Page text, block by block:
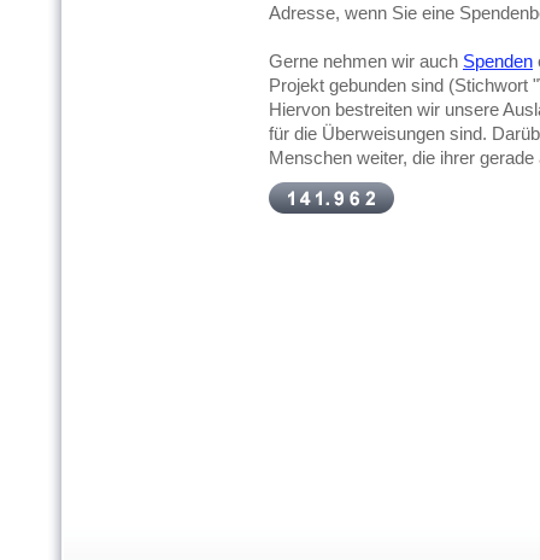
Adresse, wenn Sie eine
Gerne nehmen wir auch Spenden
Projekt gebunden sind (Stichwort
Hiervon bestreiten wir unsere
für die Überweisungen sind.
Menschen weiter, die ihrer